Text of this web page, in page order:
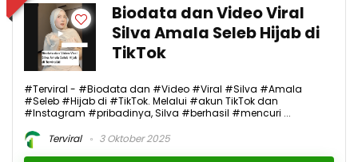
Biodata dan Video Viral
Silva Amala Seleb Hijab di
TikTok
#Terviral - #Biodata dan #Video #Viral #Silva #Amala
#Seleb #Hijab di #TikTok. Melalui #akun TikTok dan
#Instagram #pribadinya, Silva #berhasil #mencuri ...
Terviral
3 Oktober 2025